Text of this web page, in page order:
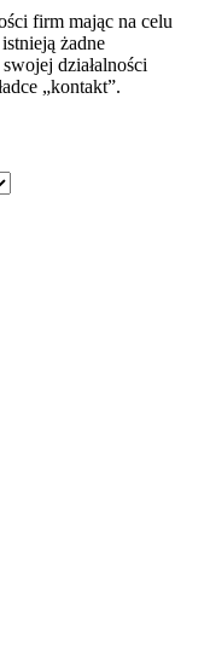
firm mając na celu
żadne
działalności
„kontakt”.